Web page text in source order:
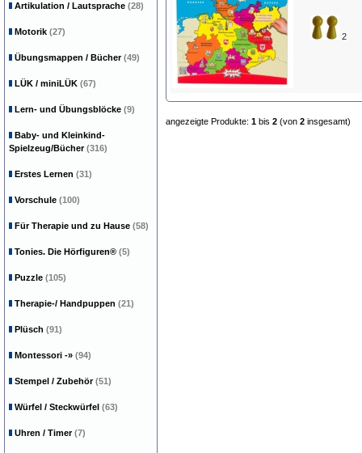
2
angezeigte Produkte: 1 bis 2 (von 2 insgesamt)
Artikulation / Lautsprache (28)
Motorik (27)
Übungsmappen / Bücher(49)
LÜK / miniLÜK (67)
Lern- und Übungsblöcke (9)
Baby- und Kleinkind-
Spielzeug/Bücher(316)
Erstes Lernen (31)
Vorschule (100)
Für Therapie und zu Hause (58)
Tonies. Die Hörfiguren® (5)
Puzzle (105)
Therapie-/ Handpuppen (21)
Plüsch (91)
Montessori -» (94)
Stempel / Zubehör(51)
Würfel / Steckwürfel (63)
Uhren / Timer(7)